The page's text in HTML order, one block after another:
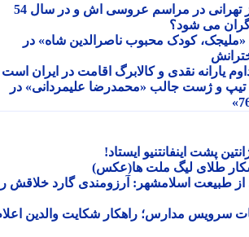
در مراسم عروسی اش و در سال 54
می شود؟
کودک محبوب ناصرالدین شاه» در
نقدی و کالابرگ اقامت در ایران است
ژست جالب «محمدرضا علیمردانی» در
پشت اینفانتنیو ایستاد!
طلای لیگ ملت ها(عکس)
اسلامشهر: آرزومندی گارد خلاقش را
مدارس؛ راهکار شکایت والدین اعلام